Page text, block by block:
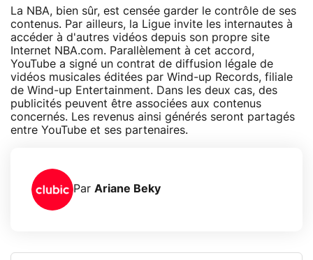
La NBA, bien sûr, est censée garder le contrôle de ses
contenus. Par ailleurs, la Ligue invite les internautes à
accéder à d'autres vidéos depuis son propre site
Internet NBA.com. Parallèlement à cet accord,
YouTube a signé un contrat de diffusion légale de
vidéos musicales éditées par Wind-up Records, filiale
de Wind-up Entertainment. Dans les deux cas, des
publicités peuvent être associées aux contenus
concernés. Les revenus ainsi générés seront partagés
entre YouTube et ses partenaires.
Par Ariane Beky